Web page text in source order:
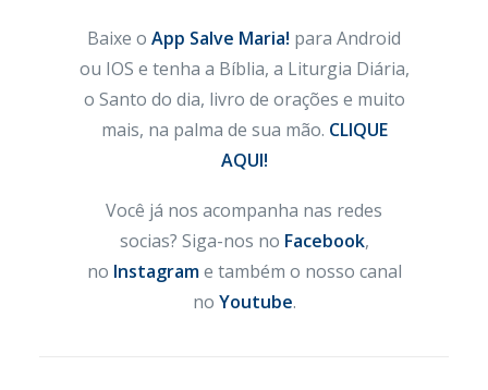
Baixe o App Salve Maria! para Android
ou IOS e tenha a Bíblia, a Liturgia Diária,
o Santo do dia, livro de orações e muito
mais, na palma de sua mão. CLIQUE
AQUI!
Você já nos acompanha nas redes
socias? Siga-nos no Facebook,
no Instagrame também o nosso canal
no Youtube.